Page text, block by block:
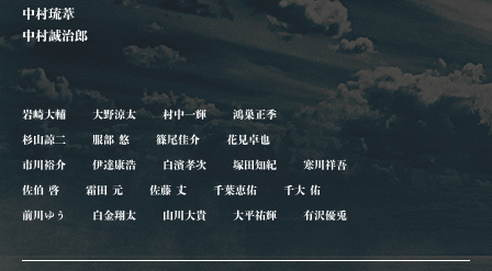
中村琉葦
中村誠治郎
岩崎大輔 大野涼太 村中一輝 鴻巣正季
杉山諒二 服部 悠 篠尾佳介 花見卓也
市川裕介 伊達康浩 白濱孝次 塚田知紀 寒川祥吾
佐伯 啓 霜田 元 佐藤 丈 千葉恵佑 千大 佑
前川ゆう 白金翔太 山川大貴 大平祐輝 有沢優兎